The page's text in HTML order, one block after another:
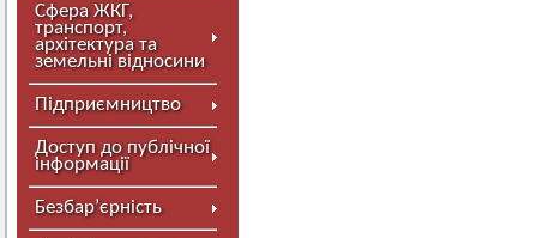
Сфера ЖКГ,
транспорт,
архітектура та
земельні відносини
Підприємництво
Доступ до публічної
інформації
Безбар’єрність